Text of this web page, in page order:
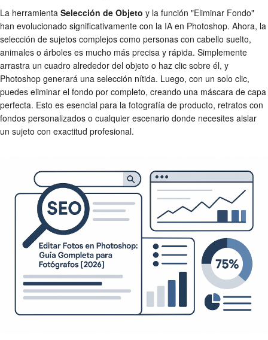
La herramienta Selección de Objeto y la función "Eliminar Fondo"
han evolucionado significativamente con la IA en Photoshop. Ahora, la
selección de sujetos complejos como personas con cabello suelto,
animales o árboles es mucho más precisa y rápida. Simplemente
arrastra un cuadro alrededor del objeto o haz clic sobre él, y
Photoshop generará una selección nítida. Luego, con un solo clic,
puedes eliminar el fondo por completo, creando una máscara de capa
perfecta. Esto es esencial para la fotografía de producto, retratos con
fondos personalizados o cualquier escenario donde necesites aislar
un sujeto con exactitud profesional.